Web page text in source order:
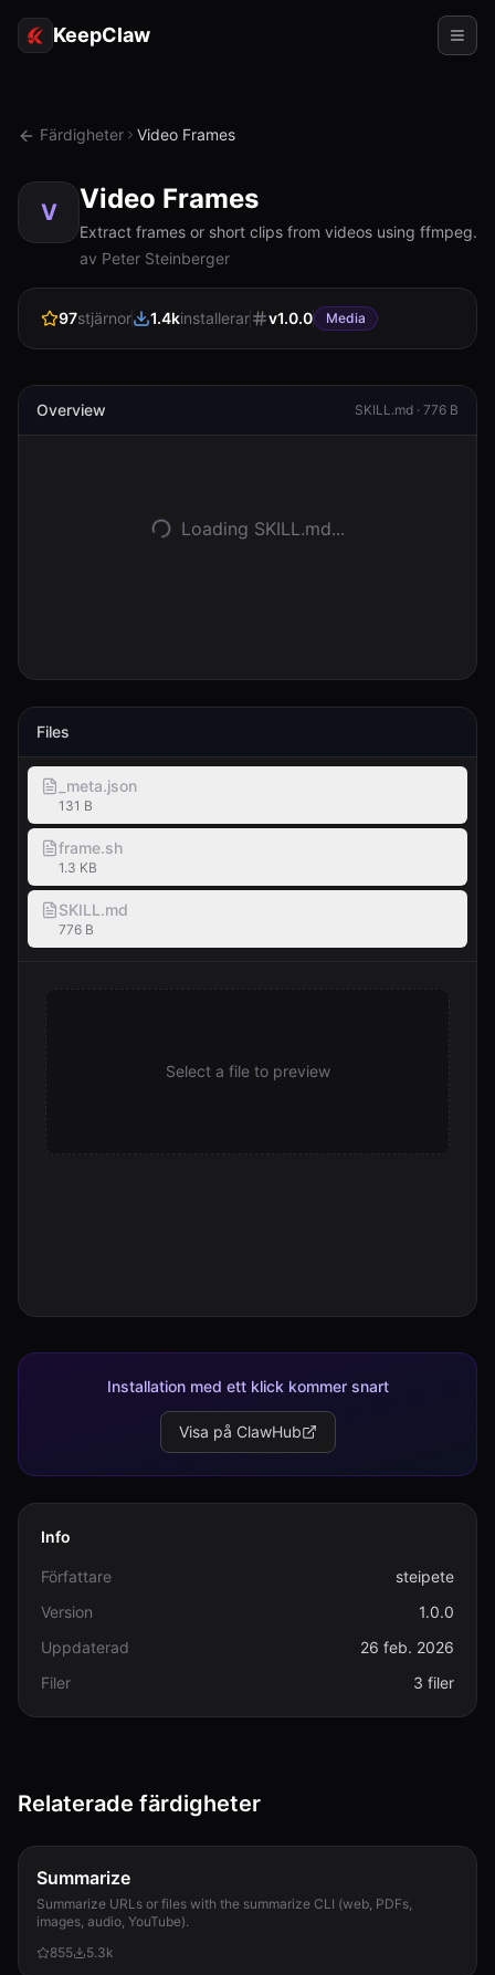
KeepClaw
Tokenåtkomst
Användningsfall
Priser
RESURSER
Jämför
Logga in
Färdigheter Video Frames
V Video Frames
Extract frames or short clips from videos using ffmpeg.
av Peter Steinberger
97stjärnor 1.4kinstallerar v1.0.0 Media
Overview SKILL.md · 776 B
Loading SKILL.md...
Files
_meta.json
131 B
frame.sh
1.3 KB
SKILL.md
776 B
Select a file to preview
Installation med ett klick kommer snart
Visa på ClawHub
Info
Författare
steipete
Version
1.0.0
Uppdaterad
26 feb. 2026
Filer
3 filer
Relaterade färdigheter
Summarize
Summarize URLs or files with the summarize CLI (web, PDFs,
images, audio, YouTube).
855
5.3k